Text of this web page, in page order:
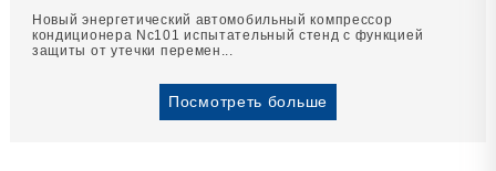
энергетического компрессора кондиционера
автомобиля
Новый энергетический автомобильный компрессор
кондиционера Nc101 испытательный стенд с функцией
защиты от утечки перемен...
Посмотреть больше